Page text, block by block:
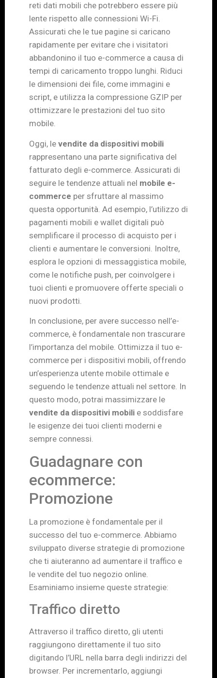
reti dati mobili che potrebbero essere più
lente rispetto alle connessioni Wi-Fi.
Assicurati che le tue pagine si caricano
rapidamente per evitare che i visitatori
abbandonino il tuo e-commerce a causa di
tempi di caricamento troppo lunghi. Riduci
le dimensioni dei file, come immagini e
script, e utilizza la compressione GZIP per
ottimizzare le prestazioni del tuo sito
mobile.
Oggi, le vendite da dispositivi mobili
rappresentano una parte significativa del
fatturato degli e-commerce. Assicurati di
seguire le tendenze attuali nel mobile e-
commerce per sfruttare al massimo
questa opportunità. Ad esempio, l’utilizzo di
pagamenti mobili e wallet digitali può
semplificare il processo di acquisto per i
clienti e aumentare le conversioni. Inoltre,
esplora le opzioni di messaggistica mobile,
come le notifiche push, per coinvolgere i
tuoi clienti e promuovere offerte speciali o
nuovi prodotti.
In conclusione, per avere successo nell’e-
commerce, è fondamentale non trascurare
l’importanza del mobile. Ottimizza il tuo e-
commerce per i dispositivi mobili, offrendo
un’esperienza utente mobile ottimale e
seguendo le tendenze attuali nel settore. In
questo modo, potrai massimizzare le
vendite da dispositivi mobili e soddisfare
le esigenze dei tuoi clienti moderni e
sempre connessi.
Guadagnare con
ecommerce:
Promozione
La promozione è fondamentale per il
successo del tuo e-commerce. Abbiamo
sviluppato diverse strategie di promozione
che ti aiuteranno ad aumentare il traffico e
le vendite del tuo negozio online.
Esaminiamo insieme queste strategie:
Traffico diretto
Attraverso il traffico diretto, gli utenti
raggiungono direttamente il tuo sito
digitando l’URL nella barra degli indirizzi del
browser. Per incrementarlo, aggiungi